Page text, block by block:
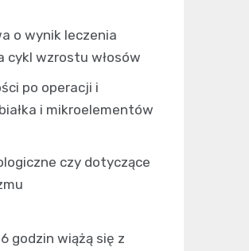
o wynik leczenia
cykl wzrostu włosów
po operacji i
i mikroelementów
czy dotyczące
godzin wiążą się z